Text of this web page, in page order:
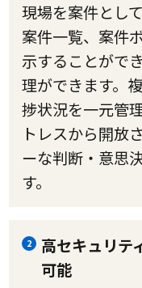
現場を案件とし
案件一覧、案件
示することがで
理ができます。
捗状況を一元管
トレスから開放
ーな判断・意思
す。
2
高セキュリテ
可能